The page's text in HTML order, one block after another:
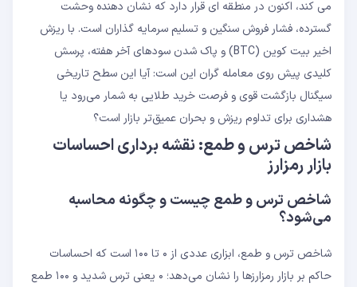
می‌ کند، اکنون در منطقه ‌ای قرار دارد که نشان ‌دهنده وحشت
گسترده، فشار فروش سنگین و تسلیم سرمایه‌ گذاران است. با ریزش
اخیر بیت ‌کوین (BTC) و پاک شدن سودهای آخر هفته، پرسش
کلیدی پیش روی معامله ‌گران این است: آیا این سطح تاریخی
سیگنال بازگشت قوی و فرصت خرید طلایی به شمار می‌‌رود یا
هشداری برای تداوم ریزش و بحران عمیق‌تر بازار است؟
شاخص ترس و طمع: نقشه ‌برداری احساسات
بازار رمزارز
شاخص ترس و طمع چیست و چگونه محاسبه
می‌‌شود؟
شاخص ترس و طمع، ابزاری عددی از ۰ تا ۱۰۰ است که احساسات
حاکم بر بازار رمزارزها را نشان می‌‌دهد؛ ۰ یعنی ترس شدید و ۱۰۰ طمع